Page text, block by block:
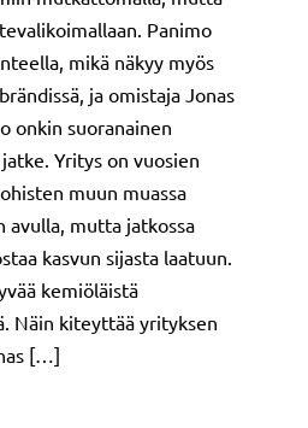
Panimo
mikä näkyy myös
ja omistaja Jonas
onkin suoranainen
Yritys on vuosien
muun muassa
avulla, mutta jatkossa
kasvun sijasta laatuun.
kemiöläistä
Näin kiteyttää yrityksen
[…]
olut syntyy tunteella